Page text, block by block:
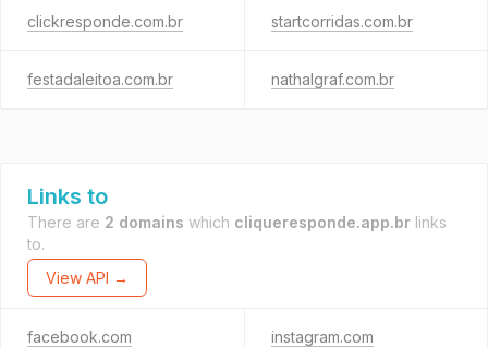
clickresponde.com.br startcorridas.com.br
festadaleitoa.com.br nathalgraf.com.br
Links to
There are 2 domains which cliqueresponde.app.br links
to.
View API →
facebook.com instagram.com